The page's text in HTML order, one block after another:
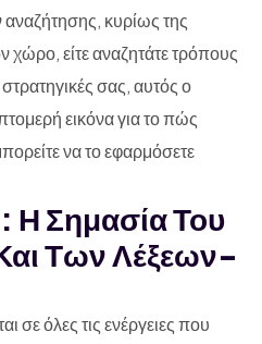
κυρίως της
χώρο, είτε αναζητάτε τρόπους
σας, αυτός ο
εικόνα για το πώς
να το εφαρμόσετε
Σημασία Του
Των Λέξεων-
σε όλες τις ενέργειες που